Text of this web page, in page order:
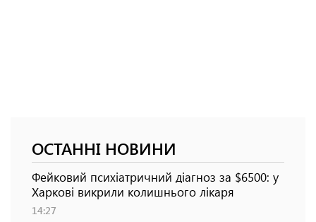
ОСТАННІ НОВИНИ
Фейковий психіатричний діагноз за $6500: у
Харкові викрили колишнього лікаря
14:27